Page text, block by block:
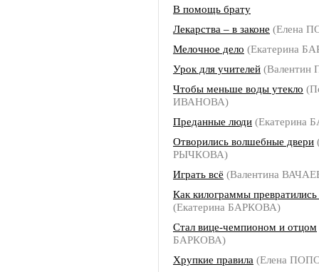
В помощь брату
Лекарства – в законе (Елена
Мелочное дело (Екатерина
Урок для учителей (Валентин
Чтобы меньше воды утекло
ИВАНОВА)
Преданные люди (Екатерина
Отворились волшебные двери
РЫЧКОВА)
Играть всё (Валентина
Как килограммы
(Екатерина БАРКОВА)
Стал вице-чемпионом и отцом
БАРКОВА)
Хрупкие правила (Елена